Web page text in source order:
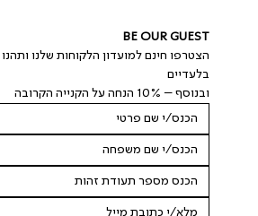
BE OUR GUEST
בלעדיים
ובנוסף – 10% הנחה על הקנייה הקרובה